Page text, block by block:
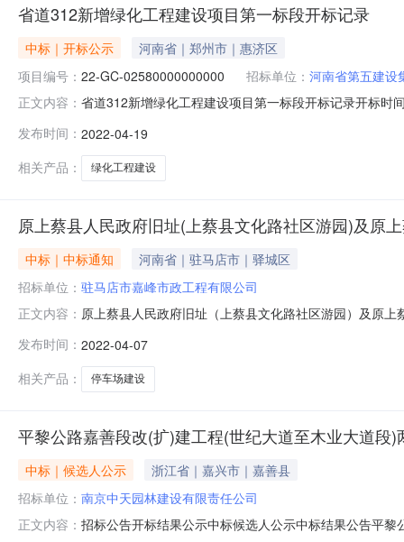
省道312新增绿化工程建设项目第一标段开标记录
中标｜开标公示
河南省｜郑州市｜惠济区
项目编号： 22-GC-02580000000000 招标单位： 河南省第五建设
正文内容： 省道312新增绿化工程建设项目第一标段开标记录开标
公司;项目负责人:;报价:元/%;工期:日历天;质量要求:;保证
发布时间： 2022-04-19
相关产品：
绿化工程建设
原上蔡县人民政府旧址(上蔡县文化路社区游园)及原
中标｜中标通知
河南省｜驻马店市｜驿城区
招标单位： 驻马店市嘉峰市政工程有限公司
正文内容： 原上蔡县人民政府旧址（上蔡县文化路社区游园）及原
程有限公司工期:0质量要求:保证金金额:;投标人名称:河
发布时间： 2022-04-07
相关产品：
停车场建设
平黎公路嘉善段改(扩)建工程(世纪大道至木业大道段
中标｜候选人公示
浙江省｜嘉兴市｜嘉善县
招标单位： 南京中天园林建设有限责任公司
正文内容： 招标公告开标结果公示中标候选人公示中标结果公告平